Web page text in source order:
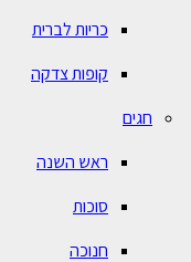
כריות לברית
קופות צדקה
חגים
ראש השנה
סוכות
חנוכה